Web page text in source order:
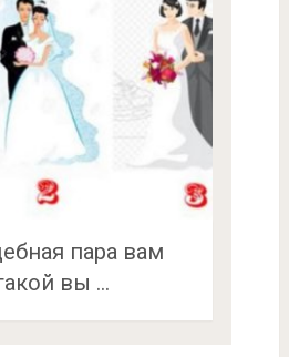
пара вам
вы …